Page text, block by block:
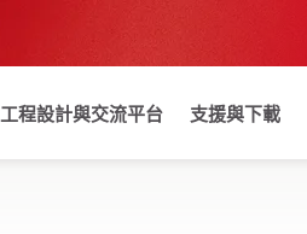
工程設計與交流平台 支援與下載